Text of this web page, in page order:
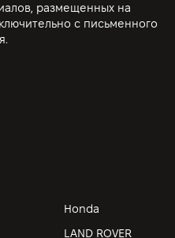
размещенных на
с письменного
Honda
LAND ROVER